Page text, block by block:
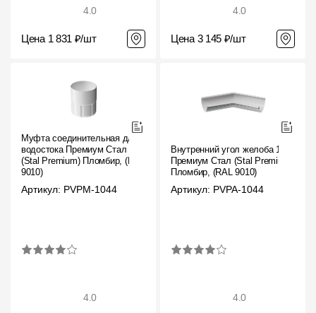
4.0
Цена 1 831 ₽/шт
4.0
Цена 3 145 ₽/шт
Муфта соединительная для
водостока Премиум Стал
(Stal Premium) Пломбир, (RAL
9010)
Артикул: PVPM-1044
4.0
Внутренний угол желоба 135˚
Премиум Стал (Stal Premium)
Пломбир, (RAL 9010)
Артикул: PVPA-1044
4.0